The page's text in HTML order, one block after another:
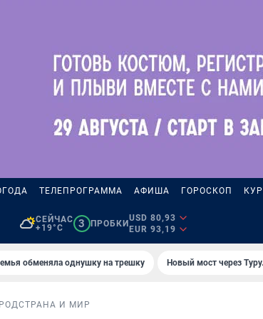
ТЕЛЕПРОГРАММА АФИША ГОРОСКОП
СЕЙЧАС
+19°C
3 ПРОБКИ
USD 80,93
EUR 93,19
обменяла однушку на трешку Новый мост через
СТРАНА И МИР